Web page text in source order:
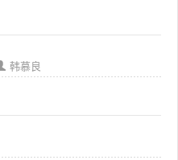
韩慕良